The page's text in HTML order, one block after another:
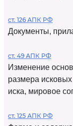
ст. 126 АПК РФ
Документы,
ст. 49 АПК РФ
Изменение
размера исковых
иска, мировое
ст. 125 АПК РФ